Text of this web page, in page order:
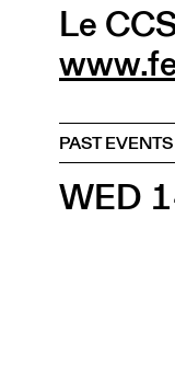
Le
PAST EVENTS
WED